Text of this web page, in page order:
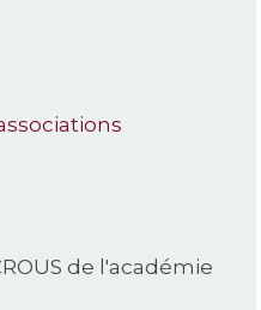
de l'académie